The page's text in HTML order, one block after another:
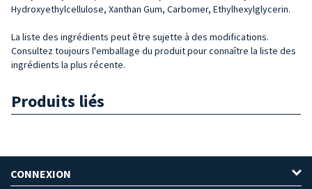
Hydroxyethylcellulose, Xanthan Gum, Carbomer, Ethylhexylglycerin.
La liste des ingrédients peut être sujette à des modifications.
Consultez toujours l'emballage du produit pour connaître la liste des
ingrédients la plus récente.
Produits liés
CONNEXION